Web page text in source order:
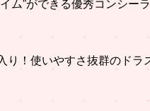
ム”ができる優秀コンシー
り！使いやすさ抜群のドラ